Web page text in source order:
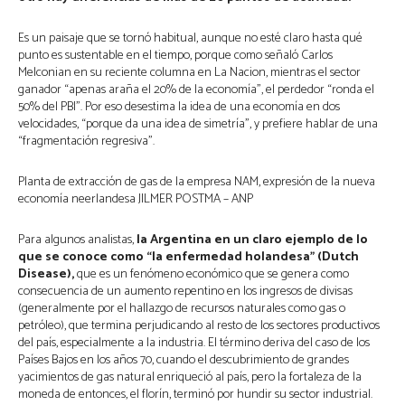
Es un paisaje que se tornó habitual, aunque no esté claro hasta qué
punto es sustentable en el tiempo, porque como señaló Carlos
Melconian en su reciente columna en La Nacion, mientras el sector
ganador “apenas araña el 20% de la economía”, el perdedor “ronda el
50% del PBI”. Por eso desestima la idea de una economía en dos
velocidades, “porque da una idea de simetría”, y prefiere hablar de una
“fragmentación regresiva”.
Planta de extracción de gas de la empresa NAM, expresión de la nueva
economía neerlandesa JILMER POSTMA – ANP
Para algunos analistas,la Argentina en un claro ejemplo de lo
que se conoce como “la enfermedad holandesa” (Dutch
Disease),que es un fenómeno económico que se genera como
consecuencia de un aumento repentino en los ingresos de divisas
(generalmente por el hallazgo de recursos naturales como gas o
petróleo), que termina perjudicando al resto de los sectores productivos
del país, especialmente a la industria. El término deriva del caso de los
Países Bajos en los años 70, cuando el descubrimiento de grandes
yacimientos de gas natural enriqueció al país, pero la fortaleza de la
moneda de entonces, el florín, terminó por hundir su sector industrial.